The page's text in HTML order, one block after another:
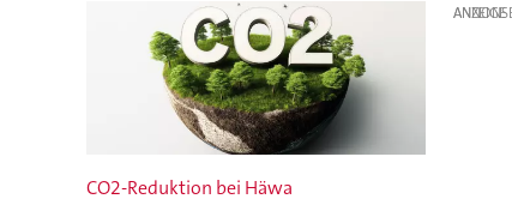
CO2-Reduktion bei Häwa
ANZEIGE